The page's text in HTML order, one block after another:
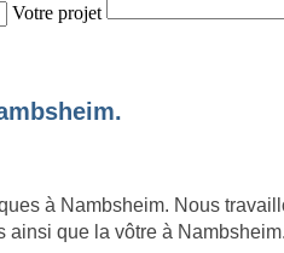
Votre projet
à Nambsheim. Nous
ainsi que la vôtre à Nambsheim.